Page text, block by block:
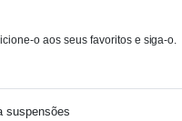
o aos seus favoritos e siga-o.
suspensões